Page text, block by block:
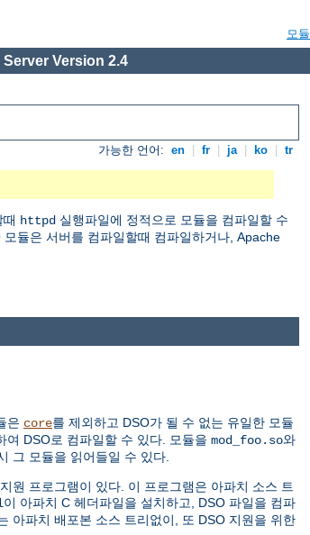
모듈
Version 2.4
가능한 언어: en fr ja ko tr
httpd 실행파일에 정적으로 모듈을 컴파일할 수
듈은 서버를 컴파일할때 컴파일하거나, Apache
은 core를 제외하고 DSO가 될 수 없는 유일한 모듈
여 DSO로 컴파일할 수 있다. 모듈을 mod_foo.so와
그 모듈을 읽어들일 수 있다.
원 프로그램이 있다. 이 프로그램은 아파치 소스 트
이 아파치 C 헤더파일을 설치하고, DSO 파일을 컴파
아파치 배포본 소스 트리없이, 또 DSO 지원을 위한